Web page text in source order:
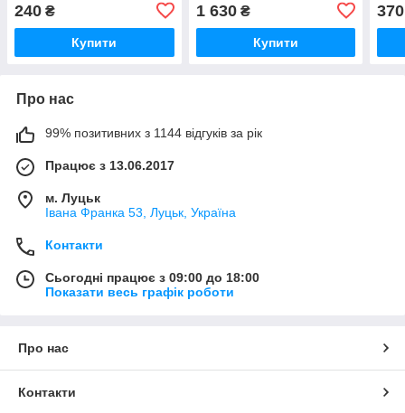
240 ₴
Купити
1 630₴
Купити
370
Про нас
99% позитивних з 1144 відгуків за рік
Працює з 13.06.2017
м. Луцьк
Івана Франка 53, Луцьк, Україна
Контакти
Сьогодні працює з 09:00 до 18:00
Показати весь графік роботи
Про нас
Контакти